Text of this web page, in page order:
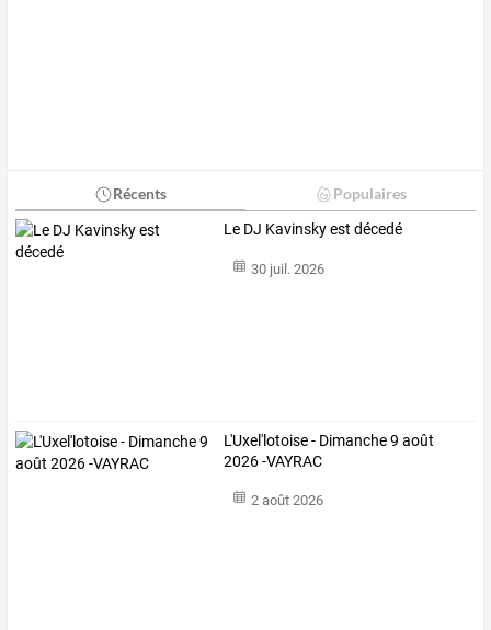
Récents Populaires
Le DJ Kavinsky est décedé
30 juil. 2026
L'Uxel'lotoise - Dimanche 9 août
2026 -VAYRAC
2 août 2026